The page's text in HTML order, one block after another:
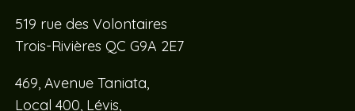
519 rue des Volontaires
Trois-Rivières QC G9A 2E7
469, Avenue Taniata,
Local 400, Lévis,